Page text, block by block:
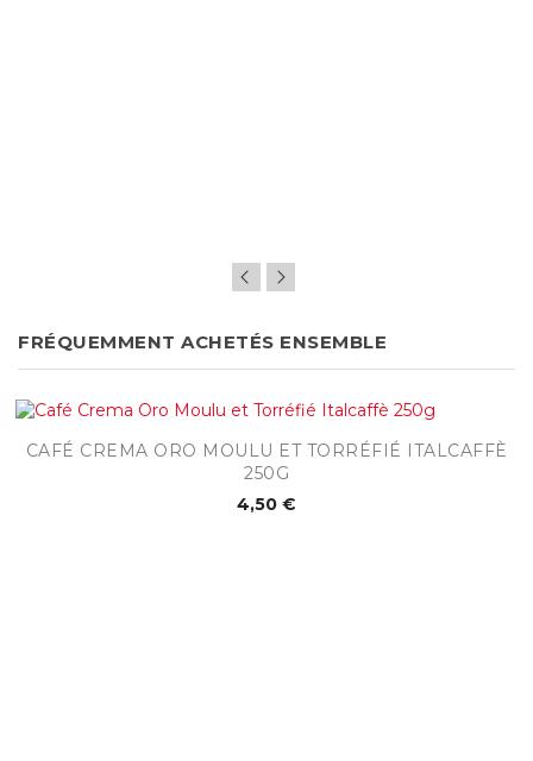
FRÉQUEMMENT ACHETÉS ENSEMBLE
CAFÉ CREMA ORO MOULU ET TORRÉFIÉ ITALCAFFÈ
250G
4,50 €